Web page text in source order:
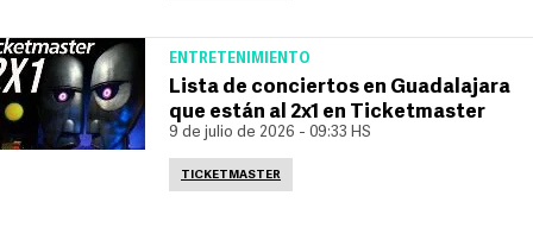
ENTRETENIMIENTO
Lista de conciertos en Guadalajara
que están al 2x1 en Ticketmaster
9 de julio de 2026 - 09:33 HS
TICKETMASTER